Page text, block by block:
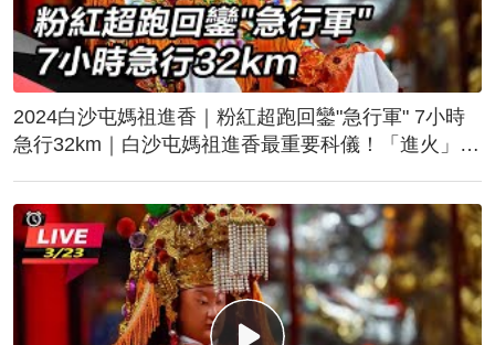
2024白沙屯媽祖進香｜粉紅超跑回鑾"急行軍" 7小時
急行32km｜白沙屯媽祖進香最重要科儀！「進火」儀